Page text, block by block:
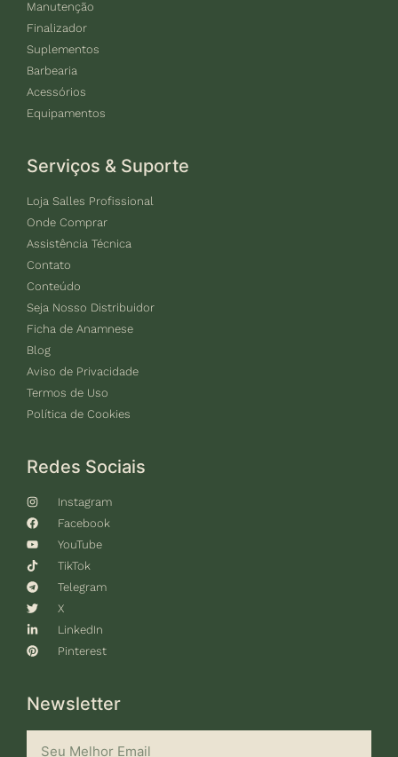
Manutenção
Finalizador
Suplementos
Barbearia
Acessórios
Equipamentos
Serviços & Suporte
Loja Salles Profissional
Onde Comprar
Assistência Técnica
Contato
Conteúdo
Seja Nosso Distribuidor
Ficha de Anamnese
Blog
Aviso de Privacidade
Termos de Uso
Política de Cookies
Redes Sociais
Instagram
Facebook
YouTube
TikTok
Telegram
X
LinkedIn
Pinterest
Newsletter